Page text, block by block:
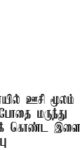
ஊசி மூலம்
மருந்து
கொண்ட